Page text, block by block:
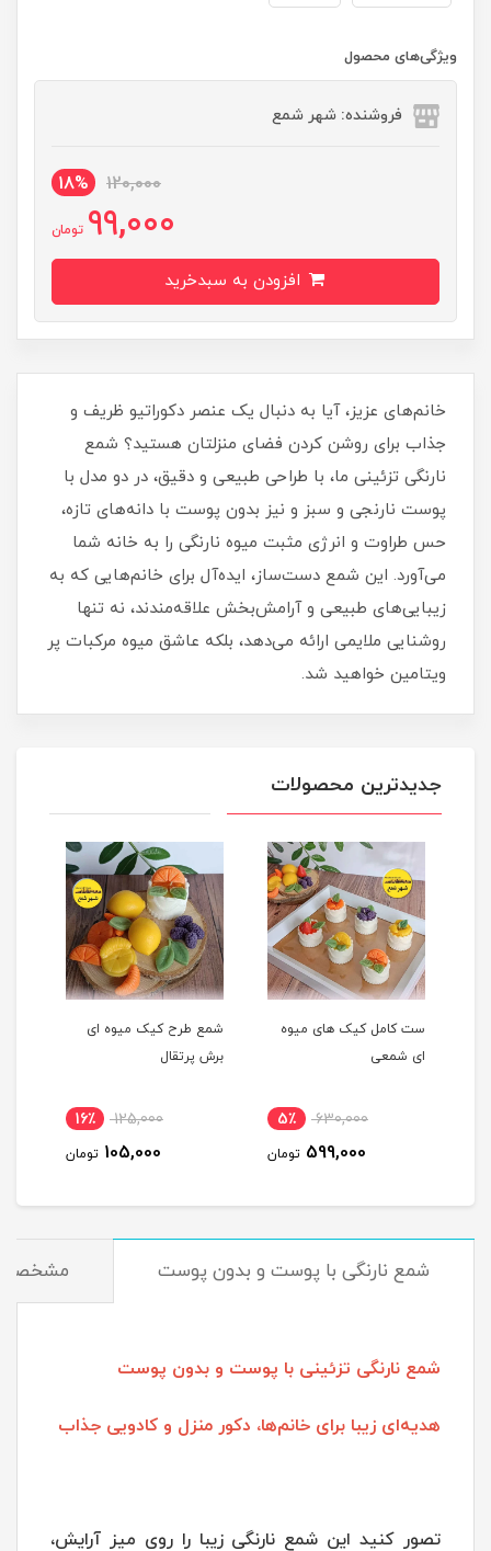
ویژگی‌های محصول
فروشنده: شهر شمع
120,000
18%
99,000 تومان
خانم‌های عزیز، آیا به دنبال یک عنصر دکوراتیو ظریف و
جذاب برای روشن کردن فضای منزلتان هستید؟ شمع
نارنگی تزئینی ما، با طراحی طبیعی و دقیق، در دو مدل با
پوست نارنجی و سبز و نیز بدون پوست با دانه‌های تازه،
حس طراوت و انرژی مثبت میوه نارنگی را به خانه شما
می‌آورد. این شمع دست‌ساز، ایده‌آل برای خانم‌هایی که به
زیبایی‌های طبیعی و آرامش‌بخش علاقه‌مندند، نه تنها
روشنایی ملایمی ارائه می‌دهد، بلکه عاشق میوه مرکبات پر
ویتامین خواهید شد.
جدیدترین محصولات
ست کامل کیک های میوه
ای شمعی
630,000 5٪
599,000 تومان
شمع طرح کیک میوه ای
برش پرتقال
125,000 16٪
105,000 تومان
شمع نارنگی با پوست و بدون پوست
شمع نارنگی تزئینی با پوست و بدون پوست
هدیه‌ای زیبا برای خانم‌ها، دکور منزل و کادویی جذاب
تصور کنید این شمع نارنگی زیبا را روی میز آرایش،